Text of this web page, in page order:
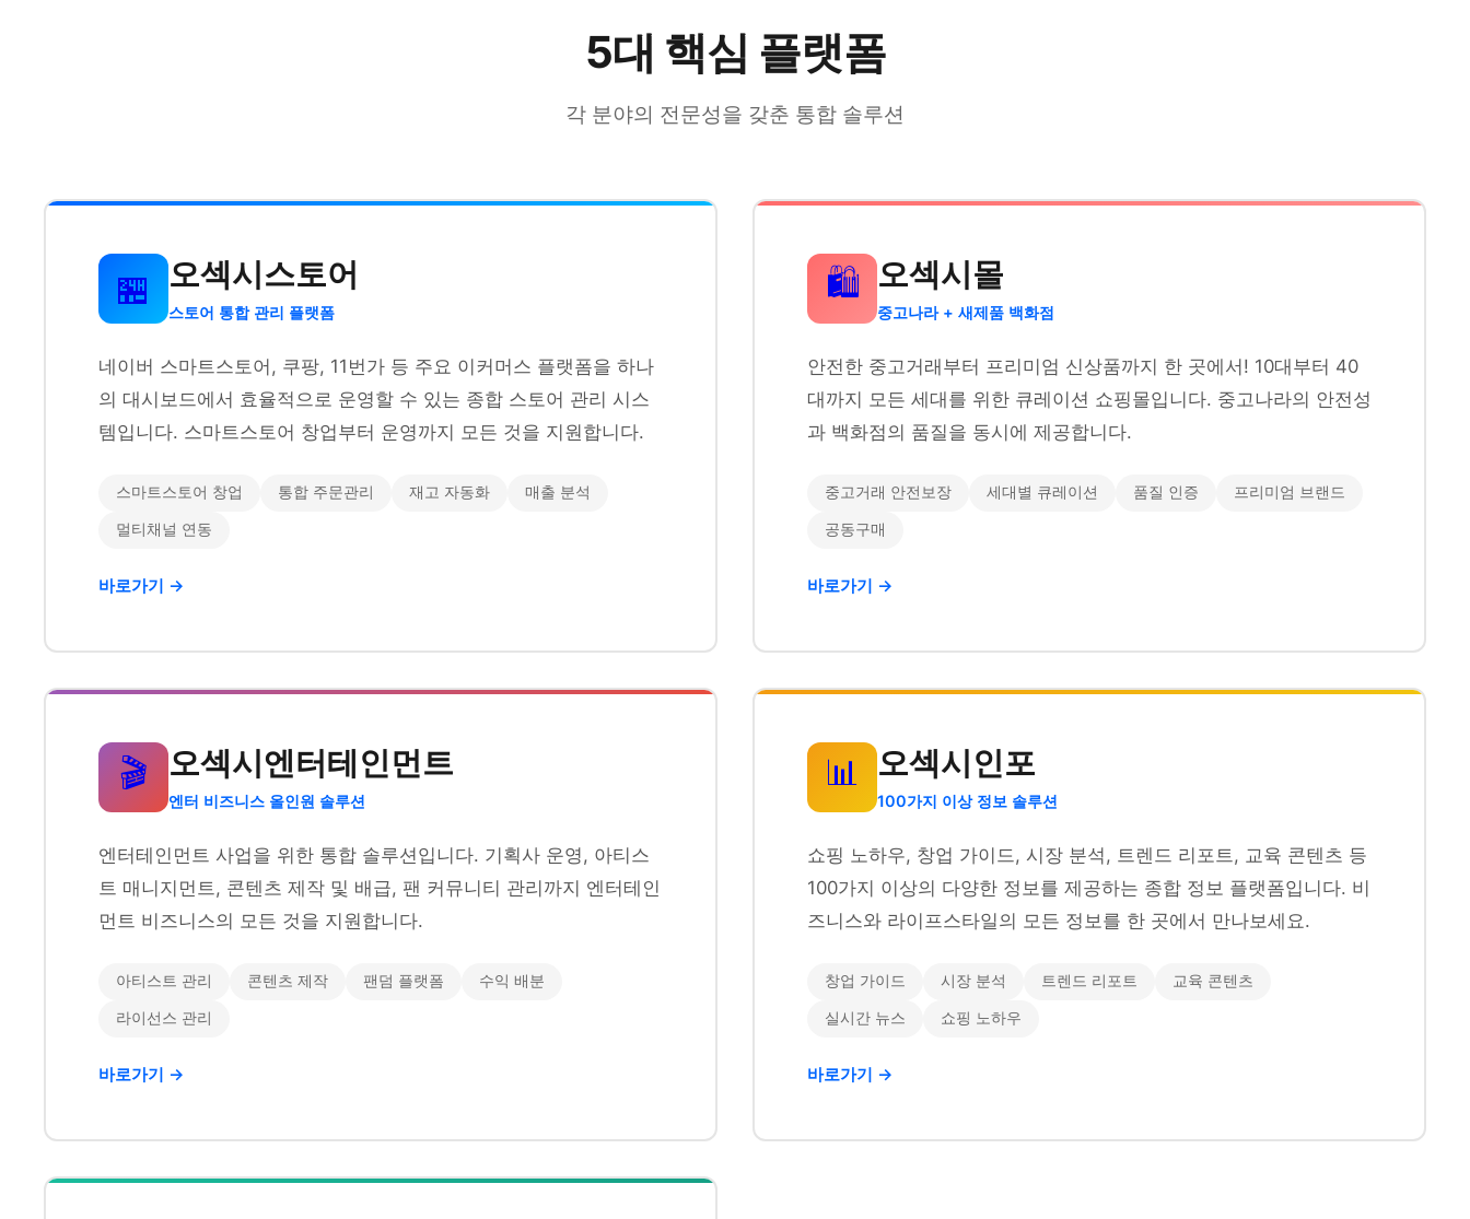
5대 핵심 플랫폼
각 분야의 전문성을 갖춘 통합 솔루션
🏪 오섹시스토어
스토어 통합 관리 플랫폼
네이버 스마트스토어, 쿠팡, 11번가 등 주요 이커머스 플랫폼을 하나
의 대시보드에서 효율적으로 운영할 수 있는 종합 스토어 관리 시스
템입니다. 스마트스토어 창업부터 운영까지 모든 것을 지원합니다.
스마트스토어 창업 통합 주문관리 재고 자동화 매출 분석
멀티채널 연동
바로가기 →
🛍️ 오섹시몰
중고나라 + 새제품 백화점
안전한 중고거래부터 프리미엄 신상품까지 한 곳에서! 10대부터 40
대까지 모든 세대를 위한 큐레이션 쇼핑몰입니다. 중고나라의 안전성
과 백화점의 품질을 동시에 제공합니다.
중고거래 안전보장 세대별 큐레이션 품질 인증 프리미엄 브랜드
공동구매
바로가기 →
🎬 오섹시엔터테인먼트
엔터 비즈니스 올인원 솔루션
엔터테인먼트 사업을 위한 통합 솔루션입니다. 기획사 운영, 아티스
트 매니지먼트, 콘텐츠 제작 및 배급, 팬 커뮤니티 관리까지 엔터테인
먼트 비즈니스의 모든 것을 지원합니다.
아티스트 관리 콘텐츠 제작 팬덤 플랫폼 수익 배분
라이선스 관리
바로가기 →
📊 오섹시인포
100가지 이상 정보 솔루션
쇼핑 노하우, 창업 가이드, 시장 분석, 트렌드 리포트, 교육 콘텐츠 등
100가지 이상의 다양한 정보를 제공하는 종합 정보 플랫폼입니다. 비
즈니스와 라이프스타일의 모든 정보를 한 곳에서 만나보세요.
창업 가이드 시장 분석 트렌드 리포트 교육 콘텐츠
실시간 뉴스 쇼핑 노하우
바로가기 →